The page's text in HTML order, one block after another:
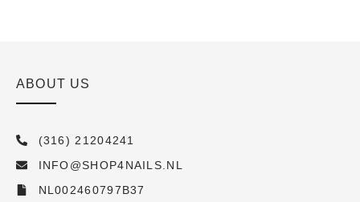
ABOUT US
(316) 21204241
INFO@SHOP4NAILS.NL
NL002460797B37